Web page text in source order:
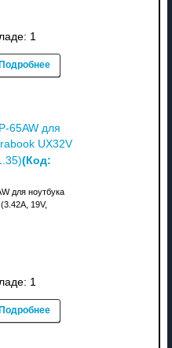
1
65AW для
UX32V
(Код:
для ноутбука
19V,
1